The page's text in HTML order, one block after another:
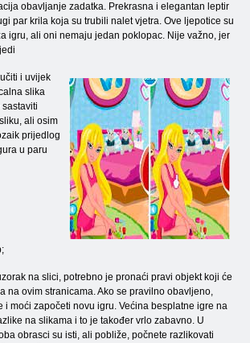
obavljanje zadatka. Prekrasna i elegantan leptir
par krila koja su trubili nalet vjetra. Ove ljepotice su
igru, ali oni nemaju jedan poklopac. Nije važno, jer
i uvijek
slika
ali osim
prijedlog
u paru
na slici, potrebno je pronaći pravi objekt koji će
na ovim stranicama. Ako se pravilno obavljeno,
i moći započeti novu igru. Većina besplatne igre na
na slikama i to je također vrlo zabavno. U
obrasci su isti, ali pobliže, počnete razlikovati